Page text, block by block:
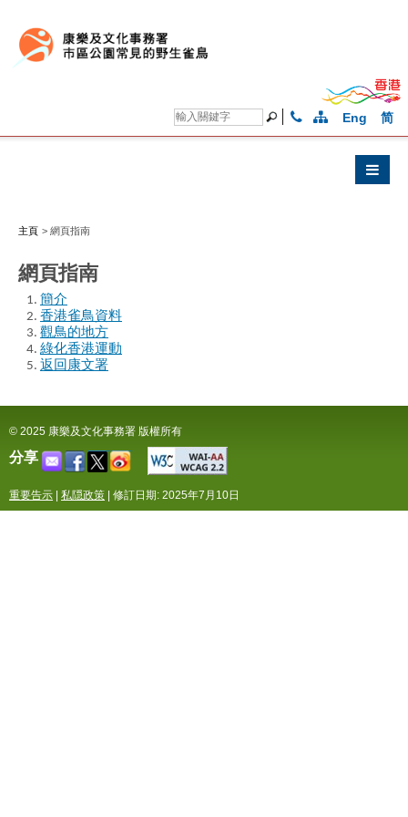
Eng 简
主頁 > 網頁指南
網頁指南
簡介
香港雀鳥資料
觀鳥的地方
綠化香港運動
返回康文署
© 2025 康樂及文化事務署 版權所有
分享
重要告示 私隠政策 修訂日期: 2025年7月10日